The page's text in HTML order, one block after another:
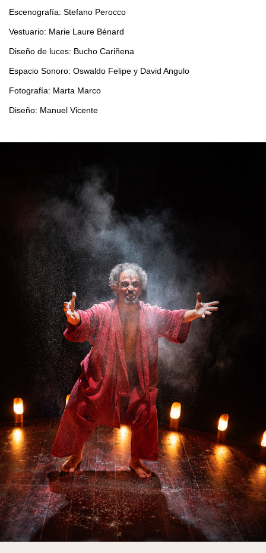
Escenografía: Stefano Perocco
Vestuario: Marie Laure Bénard
Diseño de luces: Bucho Cariñena
Espacio Sonoro: Oswaldo Felipe y David Angulo
Fotografía: Marta Marco
Diseño: Manuel Vicente